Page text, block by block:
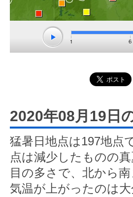
2020年08月19日
猛暑日地点は197地点
点は減少したものの
目の多さで、北から
気温が上がったのは